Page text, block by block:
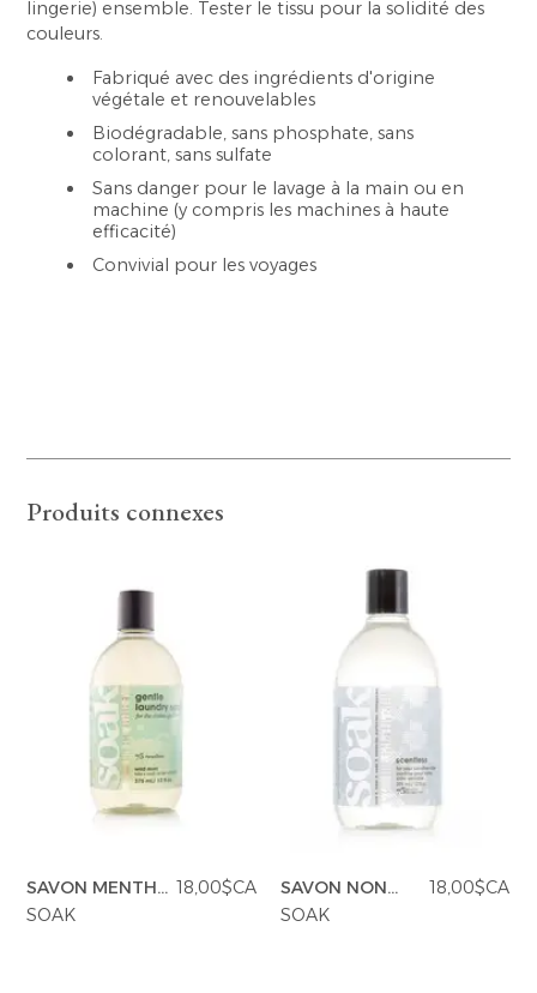
lingerie) ensemble. Tester le tissu pour la solidité des
couleurs.
Fabriqué avec des ingrédients d'origine
végétale et renouvelables
Biodégradable, sans phosphate, sans
colorant, sans sulfate
Sans danger pour le lavage à la main ou en
machine (y compris les machines à haute
efficacité)
Convivial pour les voyages
Produits connexes
SAVON MENTHE
SAUVAGE 12
18,00$CA
SOAK
SAVON NON
PARFUMÉ 12
18,00$CA
SOAK